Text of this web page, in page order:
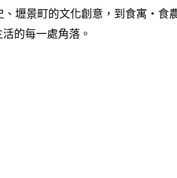
壢景町的文化創意，到食寓・
的每一處角落。